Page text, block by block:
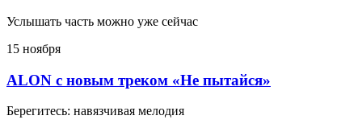
Услышать часть можно уже сейчас
15 ноября
ALON с новым треком «Не пытайся»
Берегитесь: навязчивая мелодия